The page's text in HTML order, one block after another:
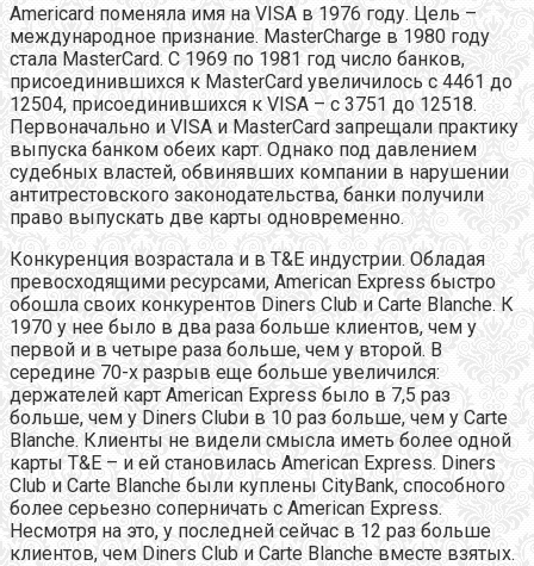
Americard поменяла имя на VISA в 1976 году. Цель –
международное признание. MasterCharge в 1980 году
стала MasterCard. С 1969 по 1981 год число банков,
присоединившихся к MasterCard увеличилось с 4461 до
12504, присоединившихся к VISA – с 3751 до 12518.
Первоначально и VISA и MasterCard запрещали практику
выпуска банком обеих карт. Однако под давлением
судебных властей, обвинявших компании в нарушении
антитрестовского законодательства, банки получили
право выпускать две карты одновременно.
Конкуренция возрастала и в T&E индустрии. Обладая
превосходящими ресурсами, American Express быстро
обошла своих конкурентов Diners Club и Carte Blanche. К
1970 у нее было в два раза больше клиентов, чем у
первой и в четыре раза больше, чем у второй. В
середине 70-х разрыв еще больше увеличился:
держателей карт American Express было в 7,5 раз
больше, чем у Diners Clubи в 10 раз больше, чем у Carte
Blanche. Клиенты не видели смысла иметь более одной
карты T&E – и ей становилась American Express. Diners
Club и Carte Blanche были куплены CityBank, способного
более серьезно соперничать с American Express.
Несмотря на это, у последней сейчас в 12 раз больше
клиентов, чем Diners Club и Carte Blanche вместе взятых.